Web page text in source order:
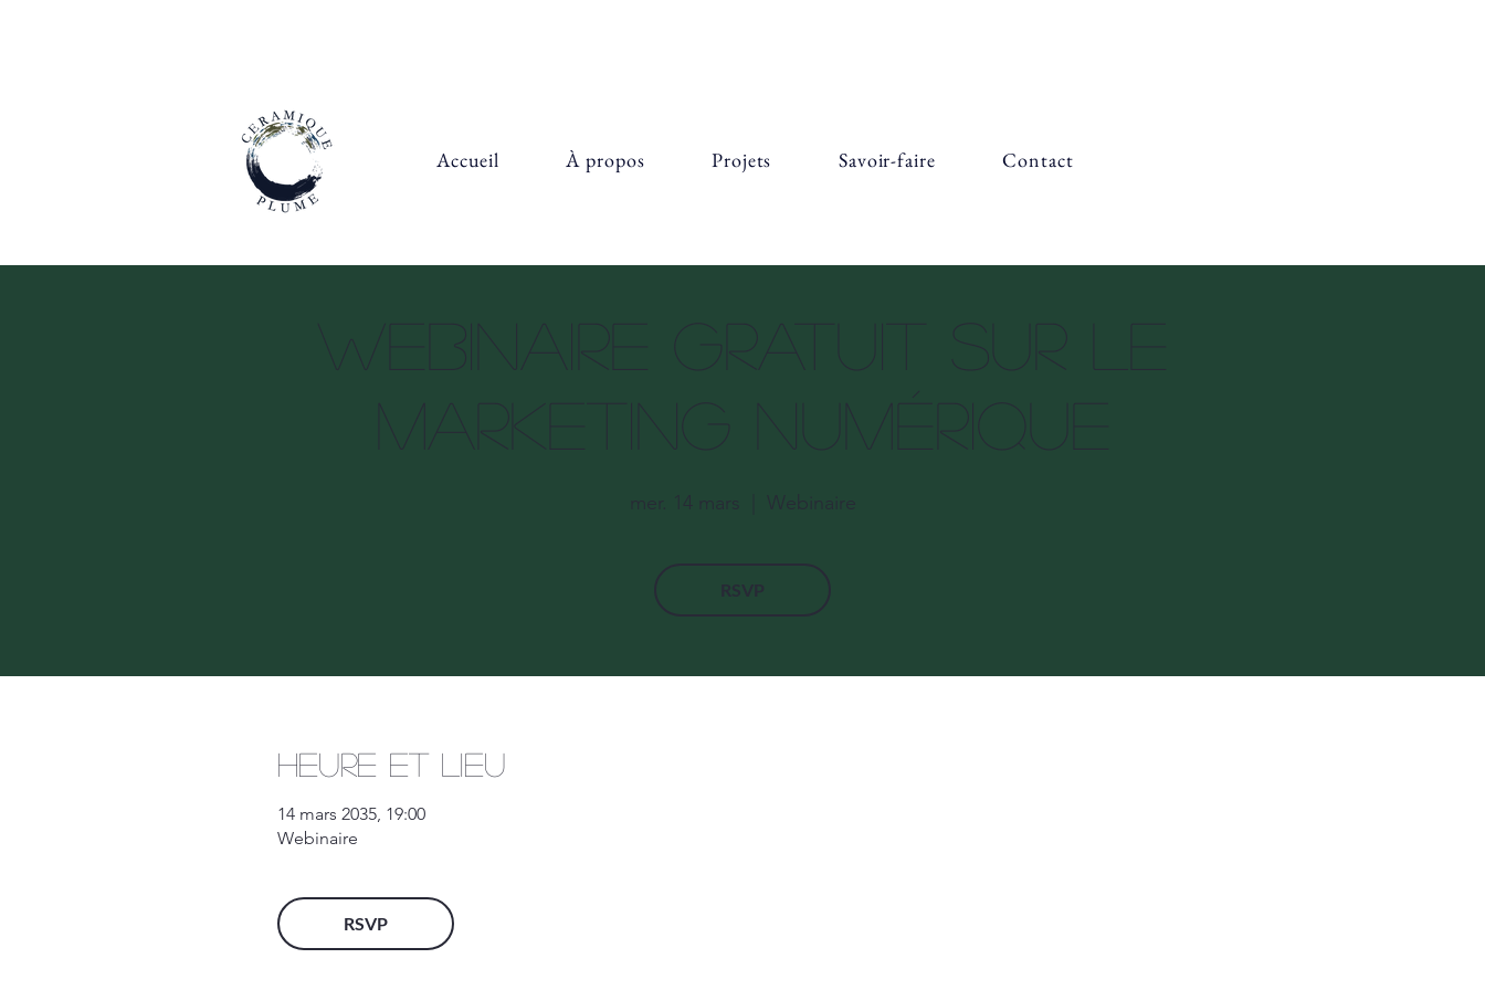
Accueil À propos Projets Savoir-faire Contact
Webinaire gratuit sur le
marketing numérique
mer. 14 mars Webinaire
RSVP
Heure et lieu
14 mars 2035, 19:00
Webinaire
RSVP